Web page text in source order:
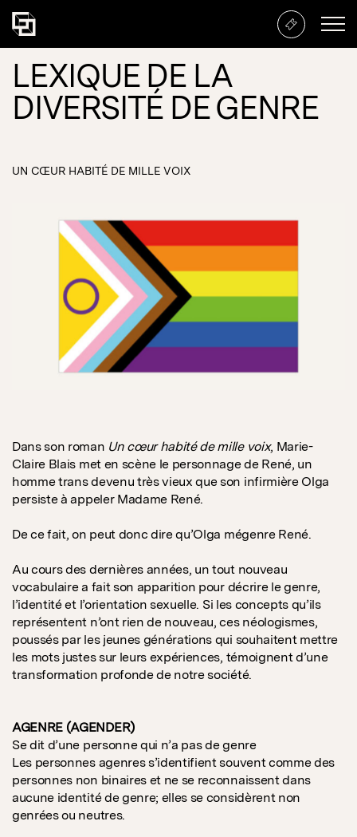
LEXIQUE DE LA
DIVERSITÉ DE GENRE
UN CŒUR HABITÉ DE MILLE VOIX
Dans son roman Un cœur habité de mille voix, Marie-
Claire Blais met en scène le personnage de René, un
homme trans devenu très vieux que son infirmière Olga
persiste à appeler Madame René.
De ce fait, on peut donc dire qu’Olga mégenre René.
Au cours des dernières années, un tout nouveau
vocabulaire a fait son apparition pour décrire le genre,
l’identité et l’orientation sexuelle. Si les concepts qu’ils
représentent n’ont rien de nouveau, ces néologismes,
poussés par les jeunes générations qui souhaitent mettre
les mots justes sur leurs expériences, témoignent d’une
transformation profonde de notre société.
AGENRE (AGENDER)
Se dit d’une personne qui n’a pas de genre
Les personnes agenres s’identifient souvent comme des
personnes non binaires et ne se reconnaissent dans
aucune identité de genre; elles se considèrent non
genrées ou neutres.